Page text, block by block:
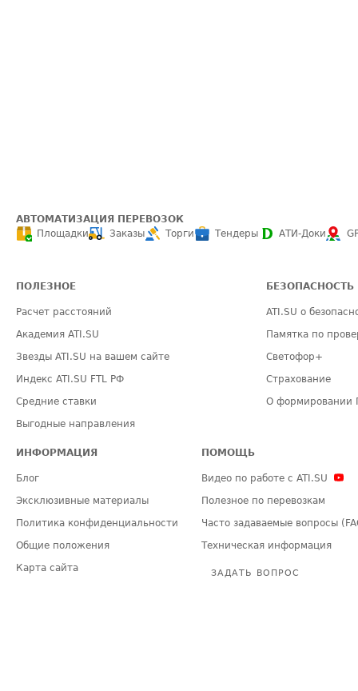
АВТОМАТИЗАЦИЯ ПЕРЕВОЗОК
Площадки
Заказы Торги Тендеры АТИ-Доки
ПОЛЕЗНОЕ
Расчет расстояний
Академия ATI.SU
Звезды ATI.SU на вашем сайте
Индекс ATI.SU FTL РФ
Средние ставки
Выгодные направления
БЕЗОПАСНОСТЬ
ATI.SU о
Памятка по
Светофор+
Страхование
О формировании
ИНФОРМАЦИЯ
Блог
Эксклюзивные материалы
Политика конфиденциальности
Общие положения
Карта сайта
ПОМОЩЬ
Видео по работе с ATI.SU
Полезное по перевозкам
Часто задаваемые вопросы
Техническая информация
ЗАДАТЬ ВОПРОС